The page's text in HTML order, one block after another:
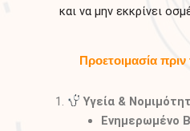
και να μην εκκρίνει
Προετοιμασία
Υγεία &
Ενημερωμένο